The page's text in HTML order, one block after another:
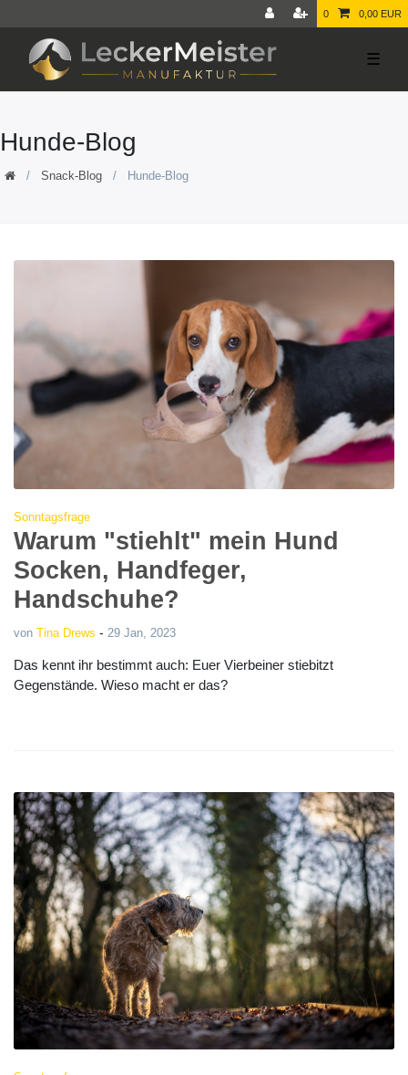
0 0,00 EUR
☰
Hunde-Blog
Snack-Blog Hunde-Blog
Sonntagsfrage
Warum "stiehlt" mein Hund
Socken, Handfeger,
Handschuhe?
von Tina Drews - 29 Jan, 2023
Das kennt ihr bestimmt auch: Euer Vierbeiner stiebitzt
Gegenstände. Wieso macht er das?